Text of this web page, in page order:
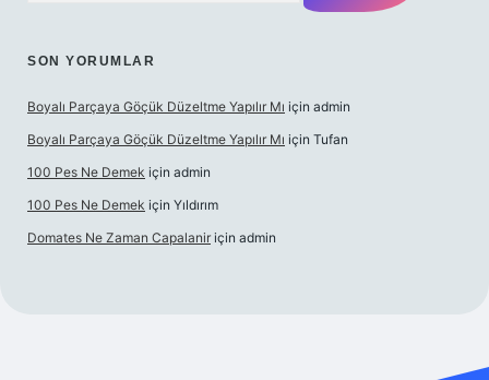
SON YORUMLAR
Boyalı Parçaya Göçük Düzeltme Yapılır Mı için admin
Boyalı Parçaya Göçük Düzeltme Yapılır Mı için Tufan
100 Pes Ne Demek için admin
100 Pes Ne Demek için Yıldırım
Domates Ne Zaman Capalanir için admin